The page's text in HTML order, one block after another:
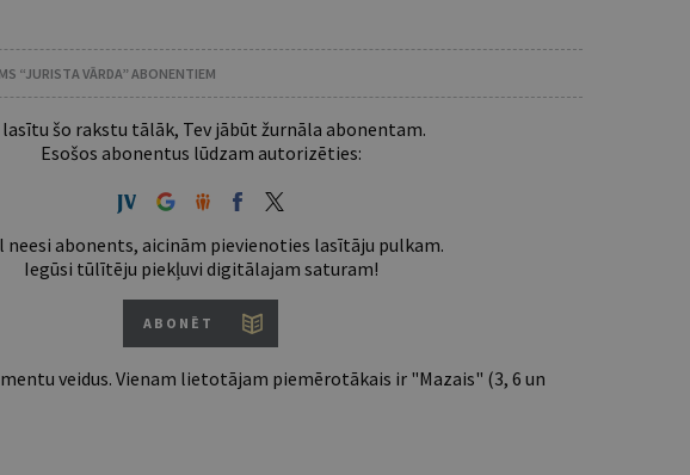
“JURISTA VĀRDA” ABONENTIEM
lasītu šo rakstu tālāk, Tev jābūt žurnāla abonentam.
Esošos abonentus lūdzam autorizēties:
neesi abonents, aicinām pievienoties lasītāju pulkam.
Iegūsi tūlītēju piekļuvi digitālajam saturam!
ABONĒT
veidus. Vienam lietotājam piemērotākais ir "Mazais" (3, 6 un